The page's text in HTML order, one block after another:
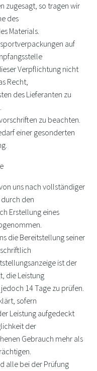
zugesagt, so tragen wir
des
Materials.
auf
Verpflichtung nicht
Recht,
des Lieferanten zu
zu beachten.
einer gesonderten
uns nach vollständiger
den
Erstellung eines
die Bereitstellung seiner
ist der
die Leistung
14 Tage zu prüfen.
sofern
Leistung aufgedeckt
der
Gebrauch mehr als
alle bei der Prüfung